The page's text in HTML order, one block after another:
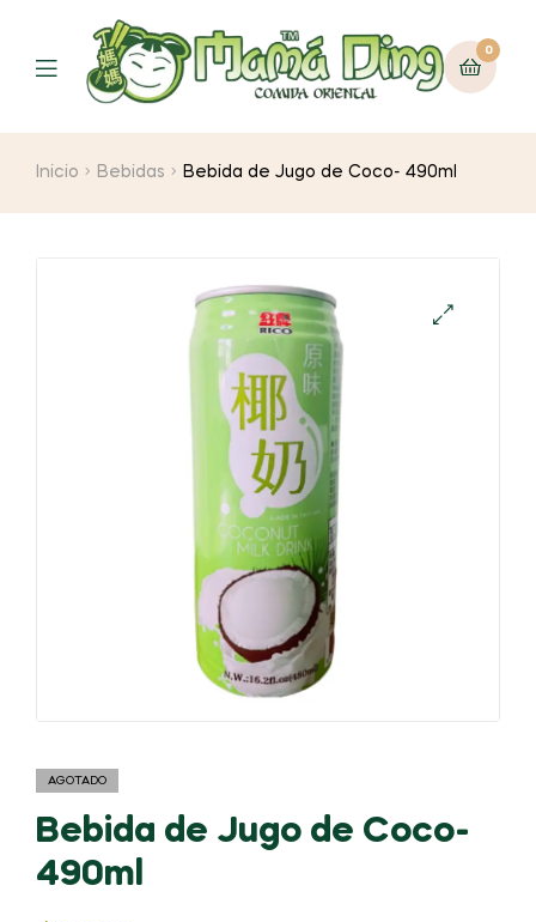
0
Menú
Inicio Bebidas Bebida de Jugo de Coco- 490ml
AGOTADO
Bebida de Jugo de Coco-
490ml